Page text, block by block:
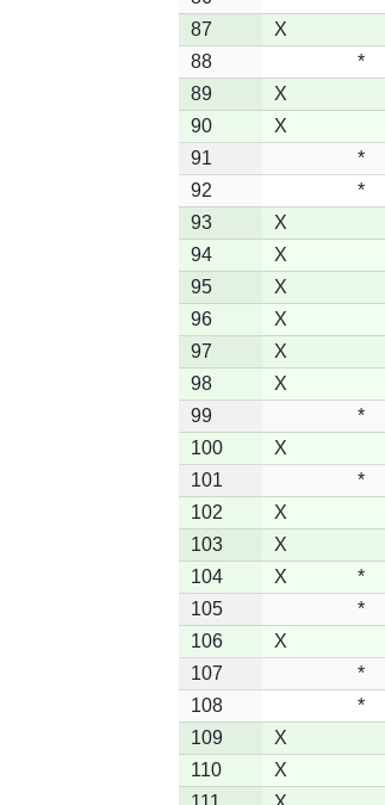
87
X
88
*
89
X
90
X
91
*
92
*
93
X
94
X
95
X
96
X
97
X
98
X
99
*
100
X
101
*
102
X
103
X
104
X *
105
*
106
X
107
*
108
*
109
X
110
X